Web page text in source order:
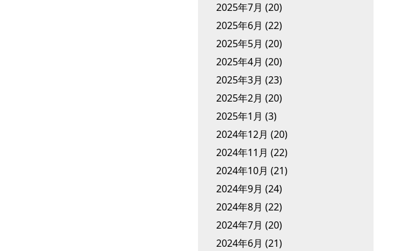
2025年7月 (20)
2025年6月 (22)
2025年5月 (20)
2025年4月 (20)
2025年3月 (23)
2025年2月 (20)
2025年1月 (3)
2024年12月 (20)
2024年11月 (22)
2024年10月 (21)
2024年9月 (24)
2024年8月 (22)
2024年7月 (20)
2024年6月 (21)